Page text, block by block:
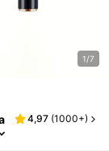
1/7
4,97 (1000+)